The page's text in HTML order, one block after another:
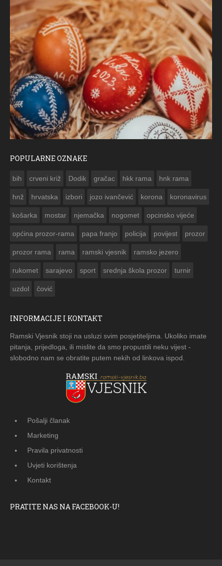
POPULARNE OZNAKE
bih crveni križ Dodik gračac hkk rama hnk rama
hnž hrvatska izbori jozo ivančević korona koronavirus
košarka mostar njemačka nogomet opcinsko vijeće
općina prozor-rama papa franjo policija povijest prozor
prozor rama rama ramski vjesnik ramsko jezero
rukomet sarajevo sport srednja škola prozor turnir
uzdol čović
INFORMACIJE I KONTAKT
Ramski Vjesnik stoji na usluzi svim posjetiteljima. Ukoliko imate
pitanja, prijedloga, ili mislite da smo propustili neku vijest -
slobodno nam se obratite putem nekih od linkova ispod.
Pošalji članak
Marketing
Pravila privatnosti
Uvjeti korištenja
Kontakt
PRATITE NAS NA FACEBOOK-U!